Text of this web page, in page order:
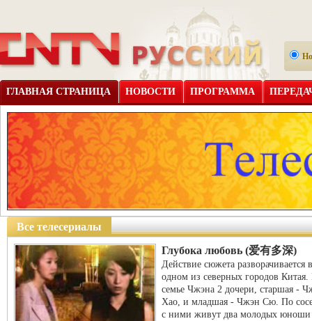
ГЛАВНАЯ СТРАНИЦА НОВОСТИ ПРОГРАММА
Все телесериалы
Глубока любовь (爱有多深)
Действие сюжета разворачивается в
одном из северных городов Китая.
семье Чжэна 2 дочери, старшая -
Хао, и младшая - Чжэн Сю. По
с ними живут два молодых